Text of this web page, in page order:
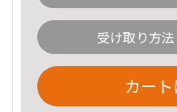
受け取り方
カー